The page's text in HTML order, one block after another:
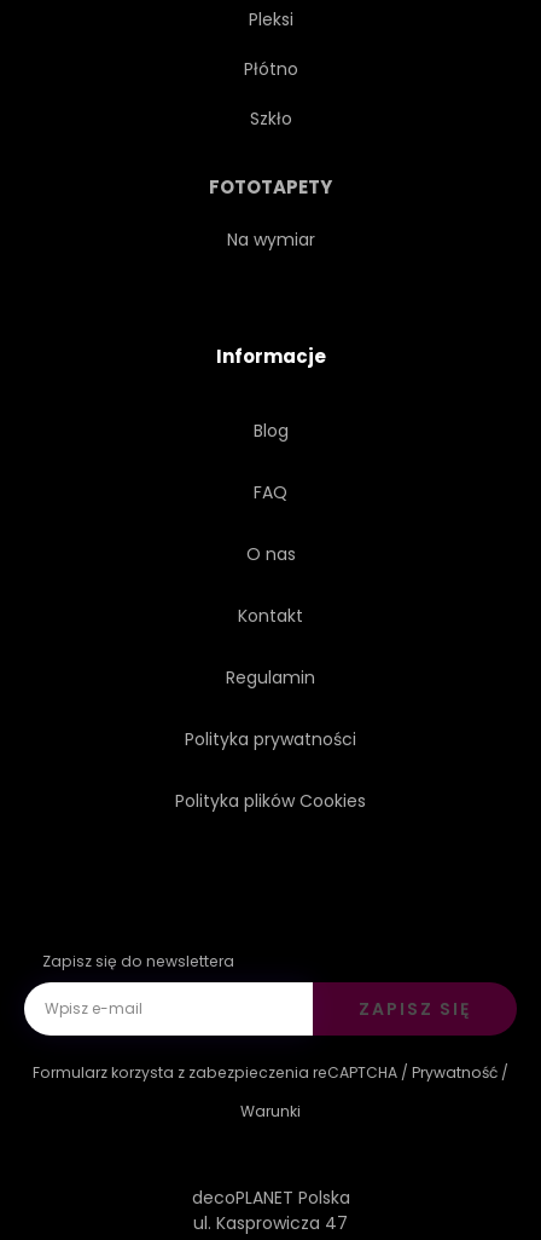
MANHATAN
Pleksi
Płótno
Szkło
FOTOTAPETY
Na wymiar
Informacje
Blog
FAQ
O nas
Kontakt
Regulamin
Polityka prywatności
Polityka plików Cookies
Zapisz się do newslettera
ZAPISZ SIĘ
Formularz korzysta z zabezpieczenia reCAPTCHA / Prywatność /
Warunki
decoPLANET Polska
ul. Kasprowicza 47